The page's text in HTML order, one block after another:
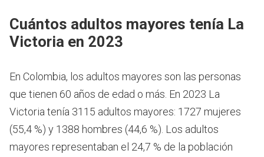
Cuántos adultos mayores tenía La
Victoria en 2023
En Colombia, los adultos mayores son las personas
que tienen 60 años de edad o más. En 2023 La
Victoria tenía 3115 adultos mayores: 1727 mujeres
(55,4 %) y 1388 hombres (44,6 %). Los adultos
mayores representaban el 24,7 % de la población